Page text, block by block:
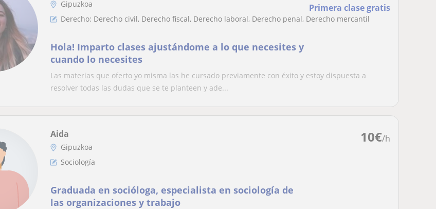
Primera clase gratis
Gipuzkoa
Derecho: Derecho civil, Derecho fiscal, Derecho laboral, Derecho penal, Derecho mercantil
Hola! Imparto clases ajustándome a lo que necesites y
cuando lo necesites
Las materias que oferto yo misma las he cursado previamente con éxito y estoy dispuesta a
resolver todas las dudas que se te planteen y ade...
10€/h
Aida
Gipuzkoa
Sociología
Graduada en socióloga, especialista en sociología de
las organizaciones y trabajo